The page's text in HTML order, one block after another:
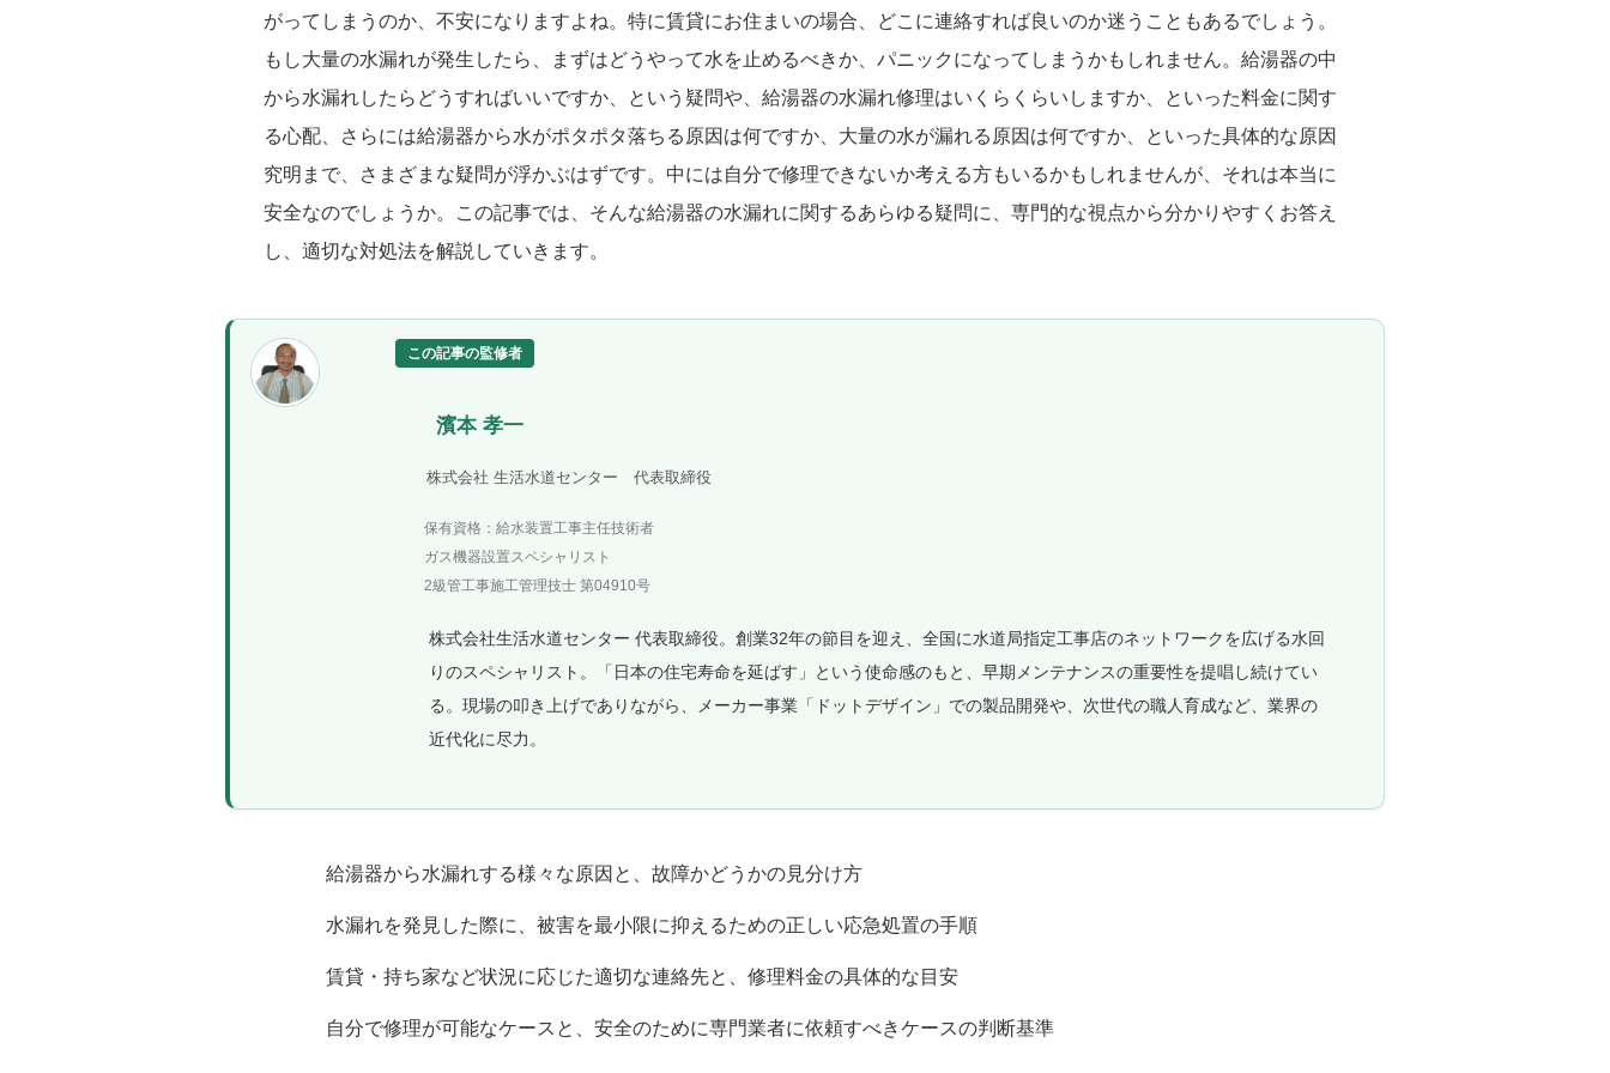
がってしまうのか、不安になりますよね。特に賃貸にお住まいの場合、どこに連絡すれば良いのか迷うこともあるでしょう。
もし大量の水漏れが発生したら、まずはどうやって水を止めるべきか、パニックになってしまうかもしれません。給湯器の中
から水漏れしたらどうすればいいですか、という疑問や、給湯器の水漏れ修理はいくらくらいしますか、といった料金に関す
る心配、さらには給湯器から水がポタポタ落ちる原因は何ですか、大量の水が漏れる原因は何ですか、といった具体的な原因
究明まで、さまざまな疑問が浮かぶはずです。中には自分で修理できないか考える方もいるかもしれませんが、それは本当に
安全なのでしょうか。この記事では、そんな給湯器の水漏れに関するあらゆる疑問に、専門的な視点から分かりやすくお答え
し、適切な対処法を解説していきます。
この記事の監修者
濱本 孝一
株式会社 生活水道センター 代表取締役
保有資格：給水装置工事主任技術者
ガス機器設置スペシャリスト
2級管工事施工管理技士 第04910号
株式会社生活水道センター 代表取締役。創業32年の節目を迎え、全国に水道局指定工事店のネットワークを広げる水回
りのスペシャリスト。「日本の住宅寿命を延ばす」という使命感のもと、早期メンテナンスの重要性を提唱し続けてい
る。現場の叩き上げでありながら、メーカー事業「ドットデザイン」での製品開発や、次世代の職人育成など、業界の
近代化に尽力。
給湯器から水漏れする様々な原因と、故障かどうかの見分け方
水漏れを発見した際に、被害を最小限に抑えるための正しい応急処置の手順
賃貸・持ち家など状況に応じた適切な連絡先と、修理料金の具体的な目安
自分で修理が可能なケースと、安全のために専門業者に依頼すべきケースの判断基準